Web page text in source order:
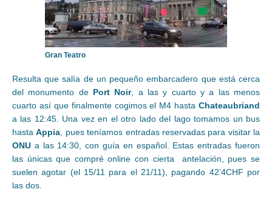
Gran Teatro
Resulta que salía de un pequeño embarcadero que está cerca
del monumento de Port Noir, a las y cuarto y a las menos
cuarto así que finalmente cogimos el M4 hasta Chateaubriand
a las 12:45. Una vez en el otro lado del lago tomamos un bus
hastaAppia, pues teníamos entradas reservadas para visitar la
ONU a las 14:30, con guía en español. Estas entradas fueron
las únicas que compré online con cierta antelación, pues se
suelen agotar (el 15/11 para el 21/11), pagando 42’4CHF por
las dos.